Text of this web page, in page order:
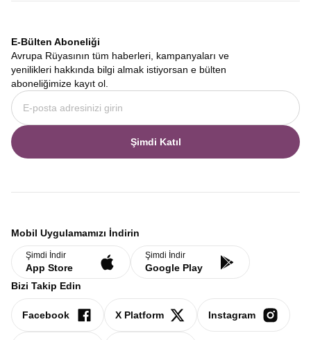
E-Bülten Aboneliği
Avrupa Rüyasının tüm haberleri, kampanyaları ve
yenilikleri hakkında bilgi almak istiyorsan e bülten
aboneliğimize kayıt ol.
Şimdi Katıl
Mobil Uygulamamızı İndirin
Şimdi İndir
App Store
Şimdi İndir
Google Play
Bizi Takip Edin
Facebook X Platform Instagram